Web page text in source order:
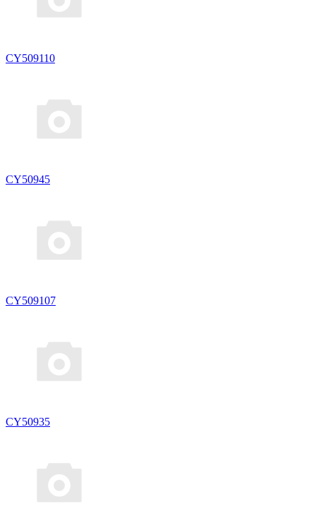
CY509110
CY50945
CY509107
CY50935